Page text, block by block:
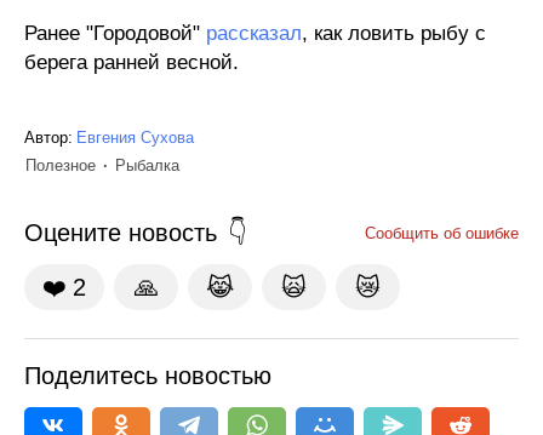
Ранее "Городовой" рассказал, как ловить рыбу с
берега ранней весной.
Автор: Евгения Сухова
Полезное
Рыбалка
Оцените новость Сообщить об ошибке
❤️ 2 🙏 😹 🙀 😿
Поделитесь новостью